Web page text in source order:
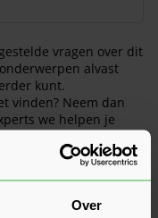
Over
vragen over dit
alvast
kunt.
vinden? Neem dan
we helpen je